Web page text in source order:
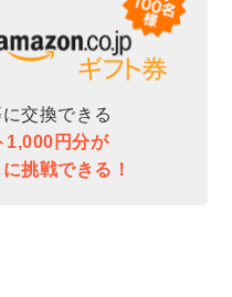
交換できる
1,000円分が
挑戦できる！